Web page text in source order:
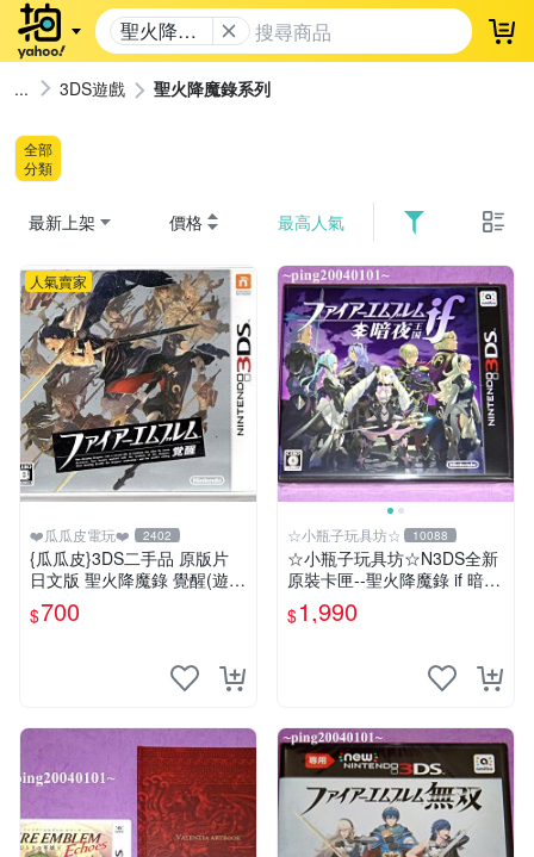
聖火降魔
錄系列
登
3DS遊戲 聖火降魔錄系列
全部
分類
最新上架 價格 最高人氣
人氣賣家
❤️瓜瓜皮電玩❤️ 2402
{瓜瓜皮}3DS二手品 原版片
日文版 聖火降魔錄 覺醒(遊戲
都能回收)
$700
☆小瓶子玩具坊☆ 10088
☆小瓶子玩具坊☆N3DS全新
原裝卡匣--聖火降魔錄 if 暗夜
王國 (日版)
$1,990